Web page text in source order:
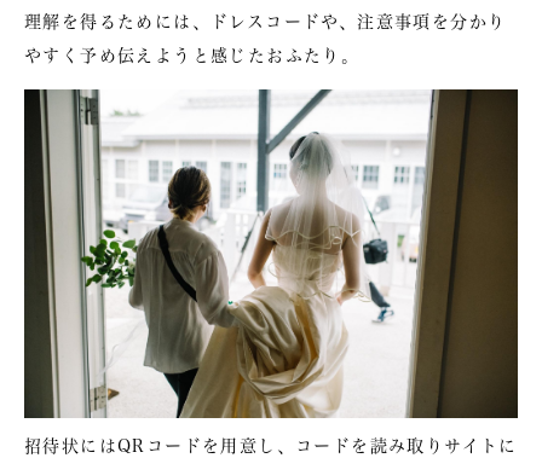
理解を得るためには、ドレスコードや、注意事項を分かり
やすく予め伝えようと感じたおふたり。
招待状にはQRコードを用意し、コードを読み取りサイトに